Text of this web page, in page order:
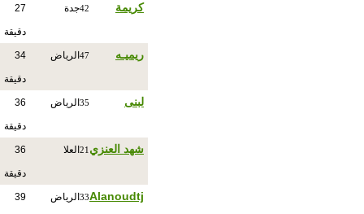
كريمة 42جدة 27
دقيقة
ريميـه 47 الرياض 34
دقيقة
لبنى 35 الرياض 36
دقيقة
شهد العنزي 21 العلا 36
دقيقة
Alanoudtj
33 الرياض 39